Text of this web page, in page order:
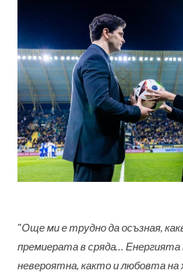
"Още ми е трудно да осъзная,
премиерата в сряда…
невероятна, както и любовта на